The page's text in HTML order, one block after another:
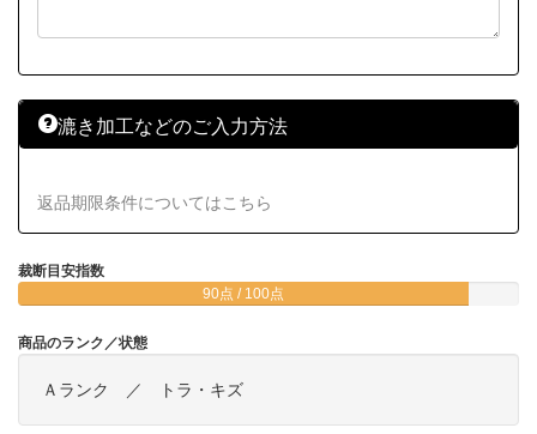
裁断目安指数
90点 / 100点
商品のランク／状態
Ａランク ／ トラ・キズ
漉き加工などのご入力方法
返品期限条件についてはこちら